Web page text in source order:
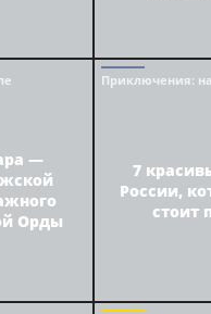
—
Орды
Приключения:
7
России,
стоит